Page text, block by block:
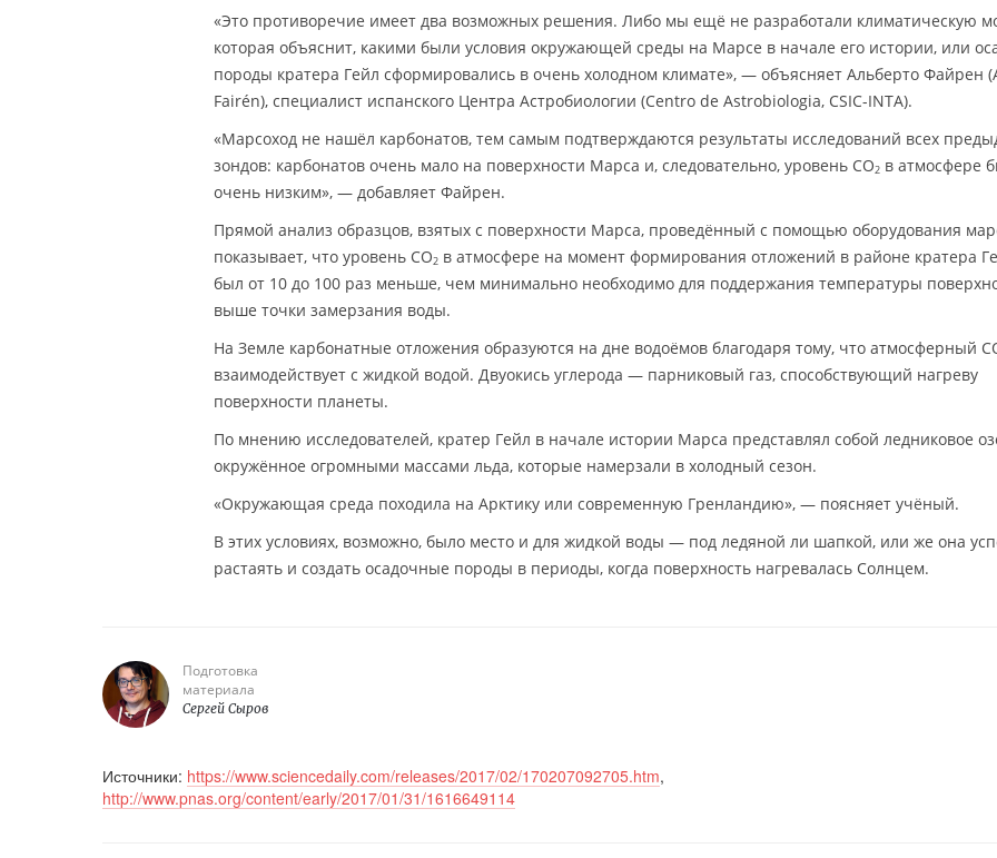
«Это противоречие имеет два возможных решения. Либо мы ещё не разработали климатическую
которая объяснит, какими были условия окружающей среды на Марсе в начале его истории, или
породы кратера Гейл сформировались в очень холодном климате», — объясняет Альберто Файрен
Fairén), специалист испанского Центра Астробиологии (Centro de Astrobiologia, CSIC-INTA).
«Марсоход не нашёл карбонатов, тем самым подтверждаются результаты исследований всех
зондов: карбонатов очень мало на поверхности Марса и, следовательно, уровень CO2 в атмосфере
очень низким», — добавляет Файрен.
Прямой анализ образцов, взятых с поверхности Марса, проведённый с помощью оборудования
показывает, что уровень CO2 в атмосфере на момент формирования отложений в районе кратера
был от 10 до 100 раз меньше, чем минимально необходимо для поддержания температуры
выше точки замерзания воды.
На Земле карбонатные отложения образуются на дне водоёмов благодаря тому, что атмосферный
взаимодействует с жидкой водой. Двуокись углерода — парниковый газ, способствующий нагреву
поверхности планеты.
По мнению исследователей, кратер Гейл в начале истории Марса представлял собой ледниковое
окружённое огромными массами льда, которые намерзали в холодный сезон.
«Окружающая среда походила на Арктику или современную Гренландию», — поясняет учёный.
В этих условиях, возможно, было место и для жидкой воды — под ледяной ли шапкой, или же она
растаять и создать осадочные породы в периоды, когда поверхность нагревалась Солнцем.
Подготовка
материала
Сергей Сыров
Источники: https://www.sciencedaily.com/releases/2017/02/170207092705.htm,
http://www.pnas.org/content/early/2017/01/31/1616649114